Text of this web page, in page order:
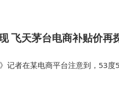
飞天茅台电商补贴价再
记者在某电商平台注意到，53
难如…